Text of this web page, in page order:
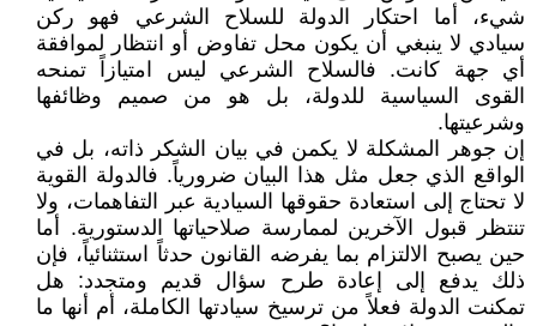
شيء، أما احتكار الدولة للسلاح الشرعي فهو ركن
سيادي لا ينبغي أن يكون محل تفاوض أو انتظار لموافقة
أي جهة كانت. فالسلاح الشرعي ليس امتيازاً تمنحه
القوى السياسية للدولة، بل هو من صميم وظائفها
وشرعيتها.
إن جوهر المشكلة لا يكمن في بيان الشكر ذاته، بل في
الواقع الذي جعل مثل هذا البيان ضرورياً. فالدولة القوية
لا تحتاج إلى استعادة حقوقها السيادية عبر التفاهمات، ولا
تنتظر قبول الآخرين لممارسة صلاحياتها الدستورية. أما
حين يصبح الالتزام بما يفرضه القانون حدثاً استثنائياً، فإن
ذلك يدفع إلى إعادة طرح سؤال قديم ومتجدد: هل
تمكنت الدولة فعلاً من ترسيخ سيادتها الكاملة، أم أنها ما